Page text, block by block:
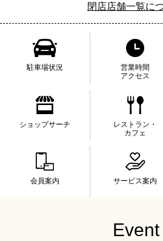
閉店店舗一覧に
駐車場状況
営業時間
アクセス
ショップサーチ
レストラン・
カフェ
会員案内 サービス案内
Event